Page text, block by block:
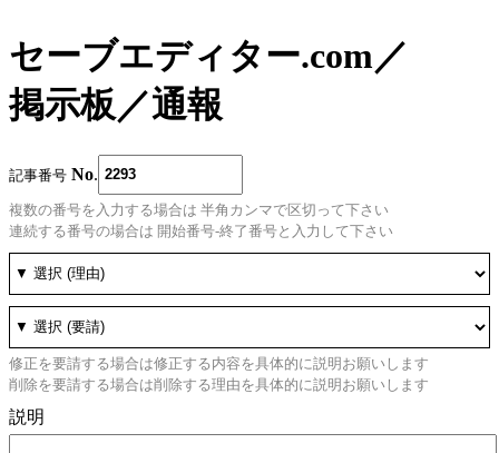
セーブエディター.com／
掲示板／通報
記事番号 No
複数の番号を入力する場合は 半角カンマで区切って下さい
連続する番号の場合は 開始番号-終了番号と入力して下さい
修正を要請する場合は修正する内容を具体的に説明お願いします
削除を要請する場合は削除する理由を具体的に説明お願いします
説明